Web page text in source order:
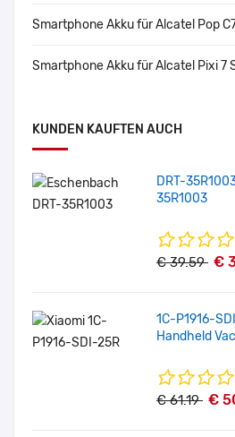
Smartphone Akku für Alcatel Pop
Smartphone Akku für Alcatel Pixi 7
KUNDEN KAUFTEN AUCH
DRT-
35R1003
€ 39.59 €
1C-P1916-
Handheld
€ 61.19 €